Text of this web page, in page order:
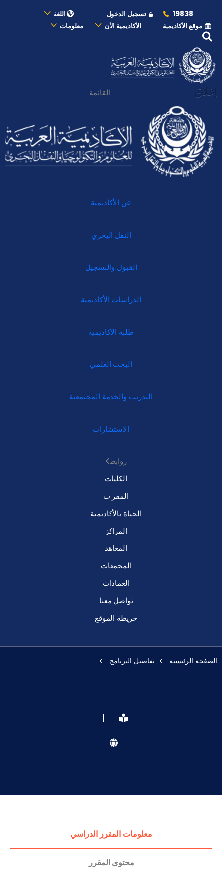
19838 تسجيل الدخول
اللغة
موقع الأكاديمية
الأكاديمية الأن معلومات
إغلاق القائمة
عن الأكاديمية
النقل البحري
القبول والتسجيل
الدراسات الأكاديمية
طلبة الأكاديمية
البحث العلمي
التدريب والخدمة المجتمعية
الإستشارات
روابط
الكليات
المقرات
الحياة بالأكاديمية
المراكز
المعاهد
المجمعات
العمادات
تواصل معنا
خريطة الموقع
الصفحه الرئيسيه تفاصيل البرنامج
|
معلومات المقرر الدراسي
محتوى المقرر